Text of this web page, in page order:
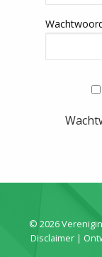
© 2026
Disclaimer|